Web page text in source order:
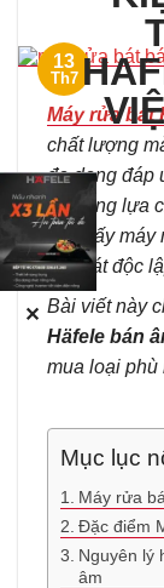
13
Th7
Máy rửa bát
chất lượng
đa dạng đáp
dễ dàng lựa
thể thấy máy
rửa bát độc
Bài viết này
Häfele bán
mua loại phù
Mục lục
Máy rửa
Đặc điểm
Nguyên lý
âm
✕